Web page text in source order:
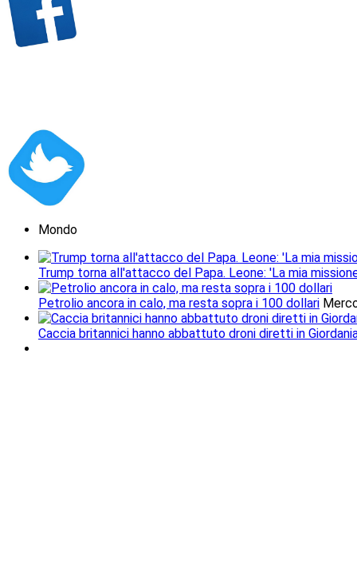
Mondo
Trump torna all'attacco del Papa. Leone: 'La mia
Petrolio ancora in calo, ma resta sopra i 100 dollari
Caccia britannici hanno abbattuto droni diretti in